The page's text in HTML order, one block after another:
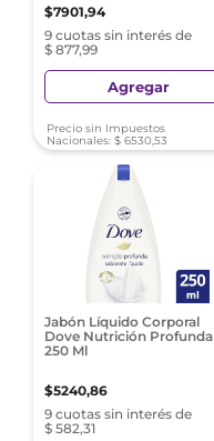
$7901,94
9 cuotas sin interés de
$ 877,99
Agregar
Precio sin Impuestos
Nacionales: $ 6530,53
Jabón Líquido Corporal
Dove Nutrición Profunda
250 Ml
$5240,86
9 cuotas sin interés de
$ 582,31